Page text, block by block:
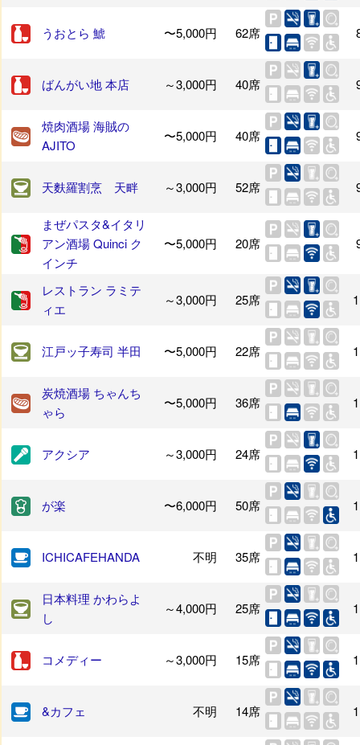
うおとら 鯱 〜5,000円 62席
ばんがい地 本店 ～3,000円 40席
焼肉酒場 海賊の
AJITO
〜5,000円 40席
天麩羅割烹 天畔 ～3,000円 52席
まぜパスタ&イタリ
アン酒場 Quinci ク
インチ
〜5,000円 20席
レストラン ラミテ
ィエ
～3,000円 25席
江戸ッ子寿司 半田 〜5,000円 22席
炭焼酒場 ちゃんち
ゃら
〜5,000円 36席
アクシア ～3,000円 24席
が楽 〜6,000円 50席
ICHICAFEHANDA 不明 35席
日本料理 かわらよ
し
～4,000円 25席
コメディー ～3,000円 15席
&カフェ 不明 14席